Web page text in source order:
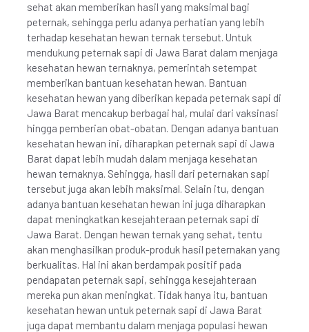
sehat akan memberikan hasil yang maksimal bagi
peternak, sehingga perlu adanya perhatian yang lebih
terhadap kesehatan hewan ternak tersebut. Untuk
mendukung peternak sapi di Jawa Barat dalam menjaga
kesehatan hewan ternaknya, pemerintah setempat
memberikan bantuan kesehatan hewan. Bantuan
kesehatan hewan yang diberikan kepada peternak sapi di
Jawa Barat mencakup berbagai hal, mulai dari vaksinasi
hingga pemberian obat-obatan. Dengan adanya bantuan
kesehatan hewan ini, diharapkan peternak sapi di Jawa
Barat dapat lebih mudah dalam menjaga kesehatan
hewan ternaknya. Sehingga, hasil dari peternakan sapi
tersebut juga akan lebih maksimal. Selain itu, dengan
adanya bantuan kesehatan hewan ini juga diharapkan
dapat meningkatkan kesejahteraan peternak sapi di
Jawa Barat. Dengan hewan ternak yang sehat, tentu
akan menghasilkan produk-produk hasil peternakan yang
berkualitas. Hal ini akan berdampak positif pada
pendapatan peternak sapi, sehingga kesejahteraan
mereka pun akan meningkat. Tidak hanya itu, bantuan
kesehatan hewan untuk peternak sapi di Jawa Barat
juga dapat membantu dalam menjaga populasi hewan